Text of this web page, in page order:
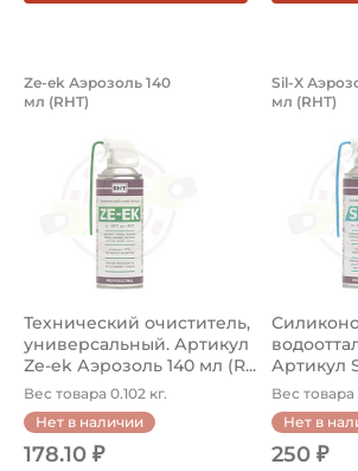
Технический
Технический очиститель Ze-ek
Ze-ek Аэрозоль 140
мл (RHT)
Технический очиститель,
универсальный. Артикул
Ze-ek Аэрозоль 140 мл (R...
Вес товара 0.102 кг.
Нет в наличии
178.10 ₽
Sil-X
мл (RHT)
Артикул
270 мл
Вес товара
Нет в
250 ₽